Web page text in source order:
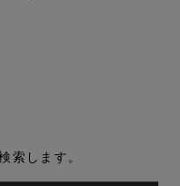
索します。